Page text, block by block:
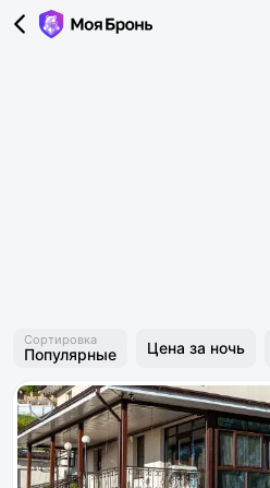
Сортировка
Популярные Цена за ночь